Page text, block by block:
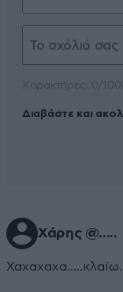
Διαβάστε και
Χάρης @.....